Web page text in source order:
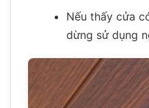
Nếu thấy cửa
dừng sử dụng